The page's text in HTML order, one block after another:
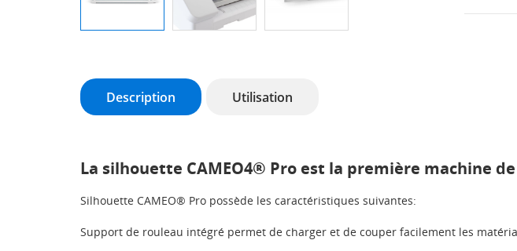
Description Utilisation
La silhouette CAMEO4® Pro est la première machine
Silhouette CAMEO® Pro possède les caractéristiques suivantes:
Support de rouleau intégré permet de charger et de couper facilement les